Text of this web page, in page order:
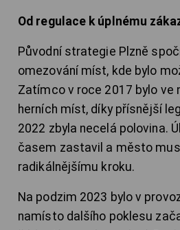
Od regulace k úplnému
Původní strategie Plzně
omezování míst, kde bylo
Zatímco v roce 2017 bylo ve
herních míst, díky přísnější
2022 zbyla necelá polovina.
časem zastavil a město
radikálnějšímu kroku.
Na podzim 2023 bylo v
namísto dalšího poklesu